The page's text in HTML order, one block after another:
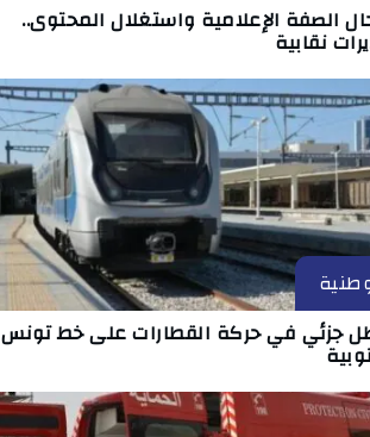
الصفة الإعلامية واستغلال المحتوى..
نقابية
جزئي في حركة القطارات على خط تونس